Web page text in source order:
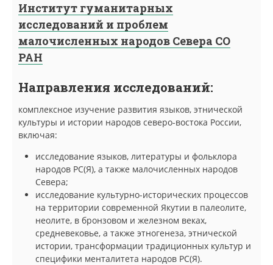
Институт гуманитарных
исследований и проблем
малочисленных народов Севера СО
РАН
Направления исследований:
комплексное изучение развития языков, этнической
культуры и истории народов северо-востока России,
включая:
исследование языков, литературы и фольклора
народов РС(Я), а также малочисленных народов
Севера;
исследование культурно-исторических процессов
на территории современной Якутии в палеолите,
неолите, в бронзовом и железном веках,
средневековье, а также этногенеза, этнической
истории, трансформации традиционных культур и
специфики менталитета народов РС(Я).